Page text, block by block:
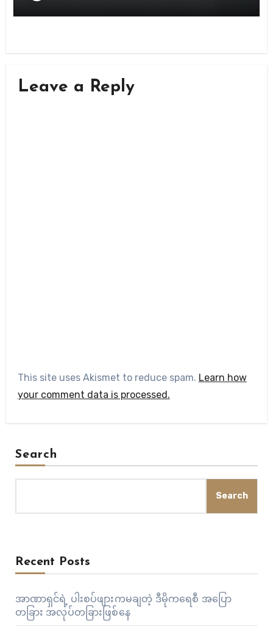
Leave a Reply
This site uses Akismet to reduce spam. Learn how
your comment data is processed.
Search
Search
Recent Posts
အာဏာရှင်ရဲ့ ပါးစပ်ဖျားကမချတဲ့ ဒီမိုကရေစီ အပြော
တခြား အလုပ်တခြားဖြစ်နေ